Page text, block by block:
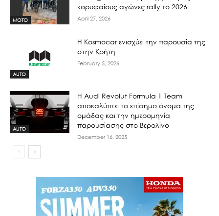
MOTO
κορυφαίους αγώνες rally το 2026
April 27, 2026
AUTO
Η Kosmocar ενισχύει την παρουσία της
στην Κρήτη
February 5, 2026
AUTO
Η Audi Revolut Formula 1 Team
αποκαλύπτει το επίσημο όνομα της
ομάδας και την ημερομηνία
παρουσίασης στο Βερολίνο
December 16, 2025